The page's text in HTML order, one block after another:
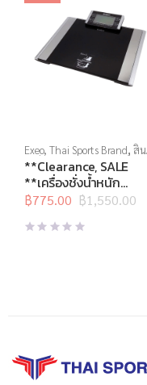
Exeo,Thai Sports Brand, สิน
ค้าล็อตสุดท้าย,อุปกรณ์เพื่อ
สุขภาพ,เครื่องชั่งน้ำหนัก,
ชั่งน้ำหนักวัดไขมัน
**Clearance, SALE
**เครื่องชั่งน้ำหนัก
ดิจิตอล Body Fat
฿1,550.00
Original
price
was:
฿775.00
Current
price
is: